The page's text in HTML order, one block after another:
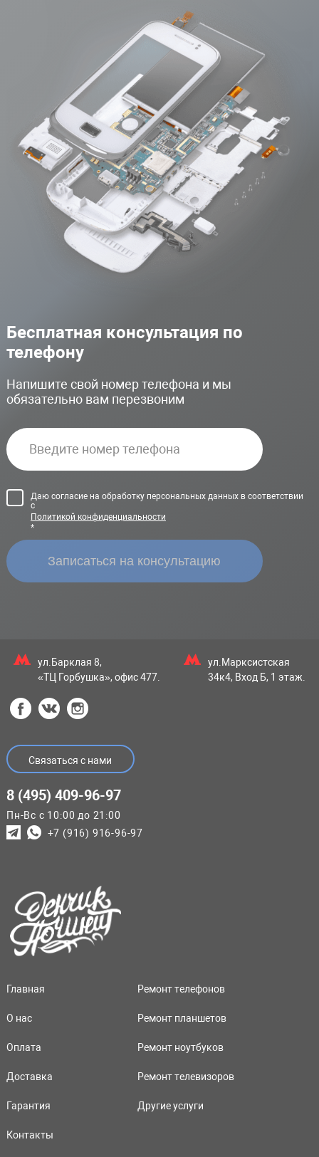
Бесплатная консультация по
телефону
Напишите свой номер телефона и мы
обязательно вам перезвоним
Даю согласие на обработку персональных данных в соответствии
с
Политикой конфиденциальности
*
ул.Барклая 8,
«ТЦ Горбушка», офис 477.
ул.Марксистская
34к4, Вход Б, 1 этаж.
Связаться с нами
8 (495) 409-96-97
Пн-Вс с 10:00 до 21:00
+7 (916) 916-96-97
Главная
О нас
Оплата
Доставка
Гарантия
Контакты
Ремонт телефонов
Ремонт планшетов
Ремонт ноутбуков
Ремонт телевизоров
Другие услуги